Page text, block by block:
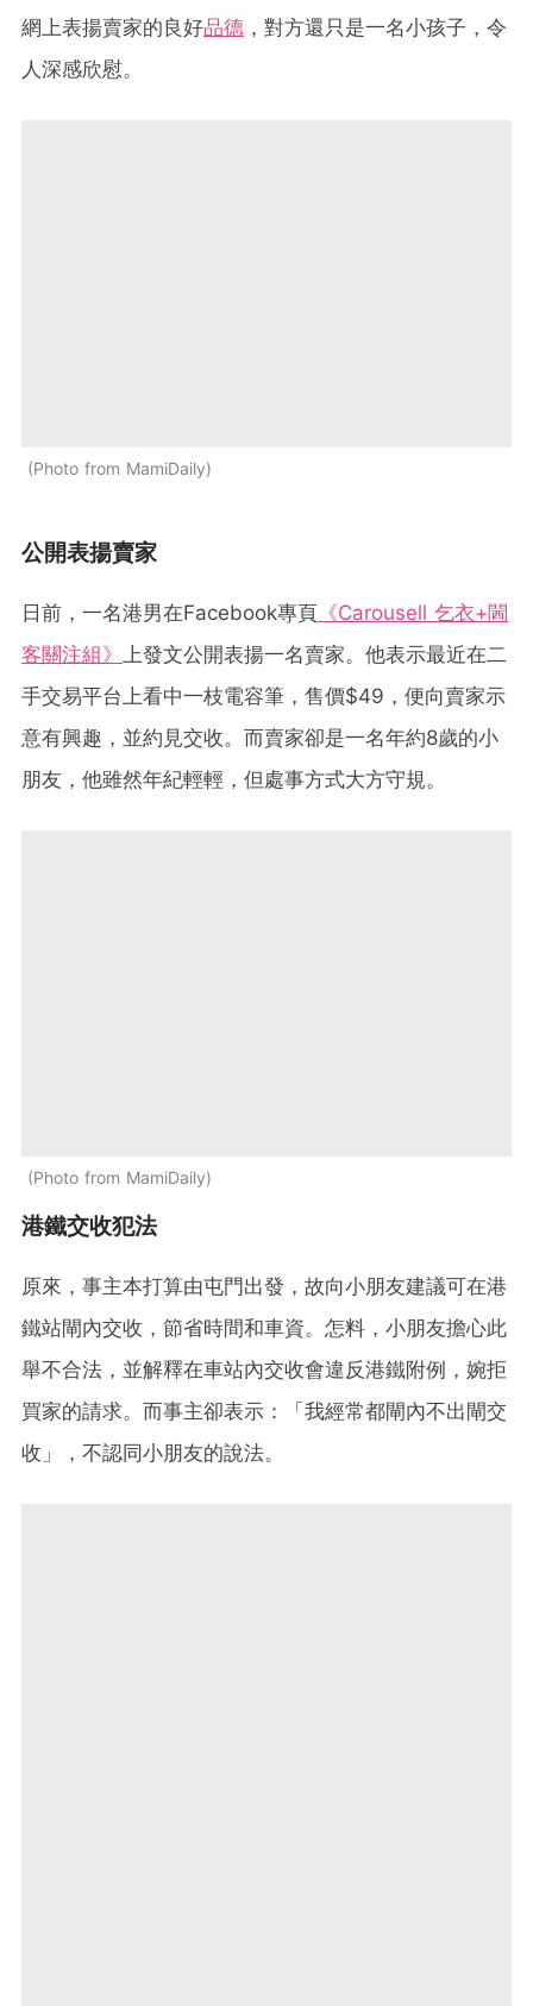
網上表揚賣家的良好品德 ，對方還只是一名小孩子，令
人深感欣慰。
Photo from MamiDaily
公開表揚賣家
日前，一名港男在Facebook專頁 《Carousell 乞衣+閪
客關注組》
上發文公開表揚一名賣家。他表示最近在二
手交易平台上看中一枝電容筆，售價$49，便向賣家示
意有興趣，並約見交收。而賣家卻是一名年約8歲的小
朋友，他雖然年紀輕輕，但處事方式大方守規。
Photo from MamiDaily
港鐵交收犯法
原來，事主本打算由屯門出發，故向小朋友建議可在港
鐵站閘內交收，節省時間和車資。怎料，小朋友擔心此
舉不合法，並解釋在車站內交收會違反港鐵附例，婉拒
買家的請求。而事主卻表示：「我經常都閘內不出閘交
收」，不認同小朋友的說法。